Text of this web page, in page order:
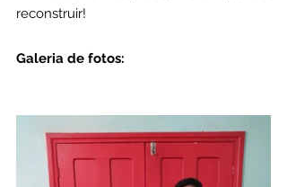
reconstruir!
Galeria de fotos: